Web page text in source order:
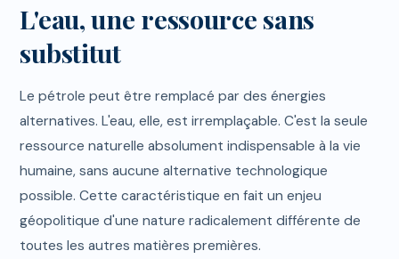
L'eau, une ressource sans
substitut
Le pétrole peut être remplacé par des énergies
alternatives. L'eau, elle, est irremplaçable. C'est la seule
ressource naturelle absolument indispensable à la vie
humaine, sans aucune alternative technologique
possible. Cette caractéristique en fait un enjeu
géopolitique d'une nature radicalement différente de
toutes les autres matières premières.